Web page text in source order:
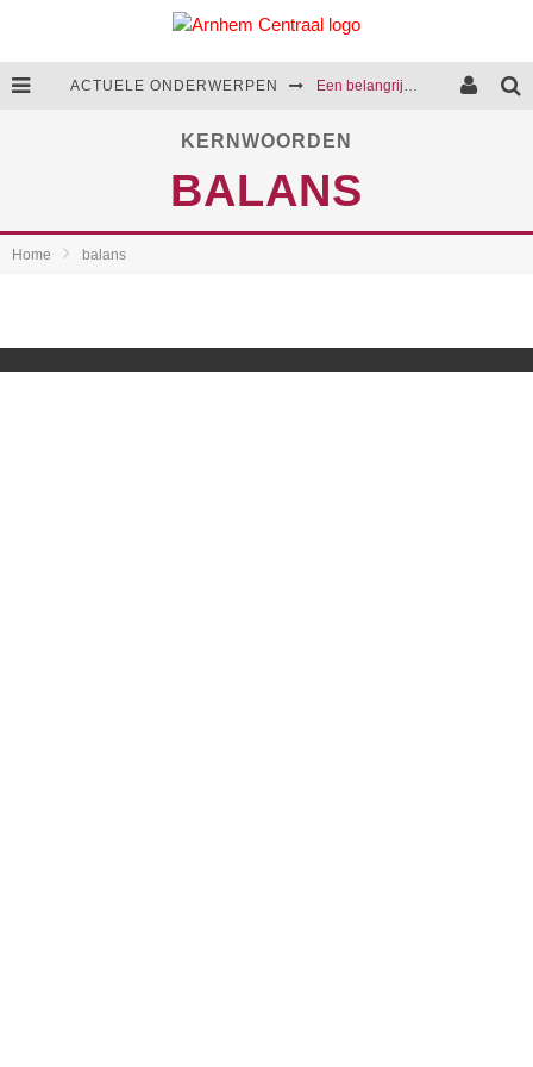
ACTUELE ONDERWERPEN Een belangrijke stap in de aanpak van huiselijk geweld
Rattenoverlast blijft een terugkerend probleem in Arnhem
KERNWOORDEN
BALANS
Home balans